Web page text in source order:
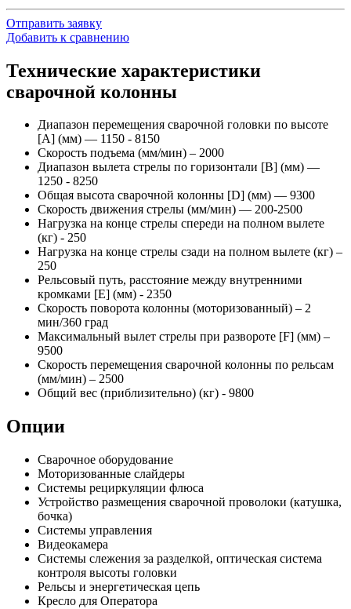
Отправить заявку
Добавить к сравнению
Технические характеристики
сварочной колонны
Диапазон перемещения сварочной головки по высоте
[A] (мм) — 1150 - 8150
Скорость подъема (мм/мин) – 2000
Диапазон вылета стрелы по горизонтали [B] (мм) —
1250 - 8250
Общая высота сварочной колонны [D] (мм) — 9300
Скорость движения стрелы (мм/мин) — 200-2500
Нагрузка на конце стрелы спереди на полном вылете
(кг) - 250
Нагрузка на конце стрелы сзади на полном вылете (кг) –
250
Рельсовый путь, расстояние между внутренними
кромками [E] (мм) - 2350
Скорость поворота колонны (моторизованный) – 2
мин/360 град
Максимальный вылет стрелы при развороте [F] (мм) –
9500
Скорость перемещения сварочной колонны по рельсам
(мм/мин) – 2500
Общий вес (приблизительно) (кг) - 9800
Опции
Сварочное оборудование
Моторизованные слайдеры
Системы рециркуляции флюса
Устройство размещения сварочной проволоки (катушка,
бочка)
Системы управления
Видеокамера
Системы слежения за разделкой, оптическая система
контроля высоты головки
Рельсы и энергетическая цепь
Кресло для Оператора